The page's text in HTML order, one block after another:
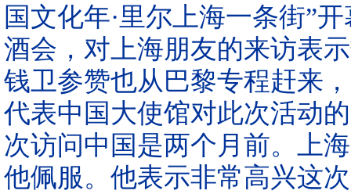
国文化年·里尔上海一条街”
酒会，对上海朋友的来访表
钱卫参赞也从巴黎专程赶来
代表中国大使馆对此次活动
次访问中国是两个月前。上
他佩服。他表示非常高兴这